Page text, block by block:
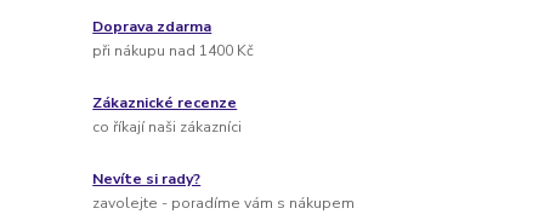
Doprava zdarma
při nákupu nad 1400 Kč
Zákaznické recenze
co říkají naši zákazníci
Nevíte si rady?
zavolejte - poradíme vám s nákupem